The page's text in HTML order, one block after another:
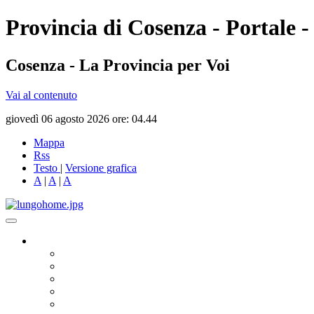
Provincia di Cosenza - Portale
Cosenza - La Provincia per Voi
Vai al contenuto
giovedì 06 agosto 2026 ore: 04.44
Mappa
Rss
Testo | Versione grafica
A | A | A